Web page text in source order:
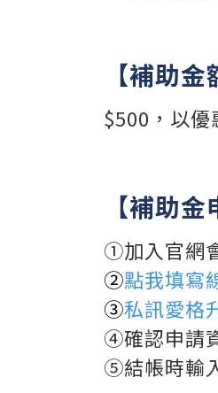
【補助金
$500，以優
【補助金
①加入官網
②點我填寫
③私訊愛格
④確認申請
⑤結帳時輸